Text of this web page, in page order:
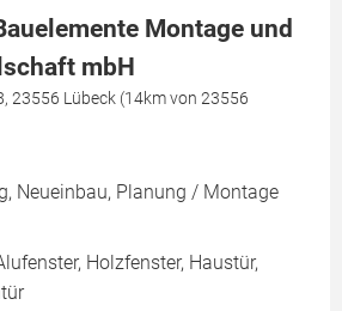
Montage und
mbH
23556 Lübeck (14km von 23556
Neueinbau, Planung / Montage
Holzfenster, Haustür,